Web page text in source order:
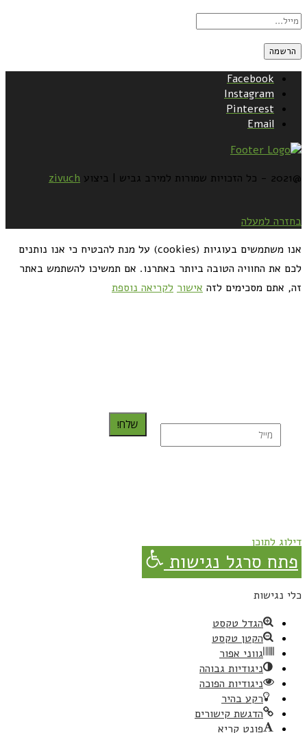
Facebook
Instagram
Pinterest
Email
@2021 - כל הזכויות שמורות למירב גביש | ביצוע zivuch
בחזרה למעלה
אנו משתמשים בעוגיות (cookies) על מנת להבטיח כי אנו נותנים
לכם את החוויה הטובה ביותר באתרנו. אם תמשיכו להשתמש באתר
זה, אתם מסכימים לזה אישור לקריאה נוספת
שלח!
דילוג לתוכן
פתח סרגל נגישות
כלי נגישות
הגדל טקסט
הקטן טקסט
גווני אפור
ניגודיות גבוהה
ניגודיות הפוכה
רקע בהיר
הדגשת קישורים
פונט קריא